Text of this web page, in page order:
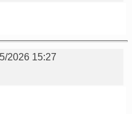
2026 15:27